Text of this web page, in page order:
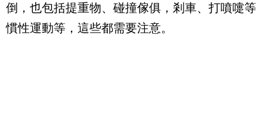
倒，也包括提重物、碰撞傢俱，剎車、打噴嚏等
慣性運動等，這些都需要注意。